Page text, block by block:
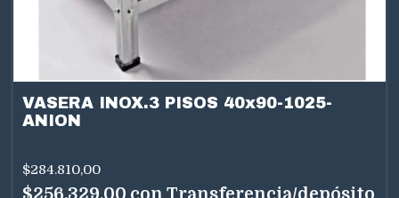
VASERA INOX.3 PISOS 40x90-1025-
ANION
$284.810,00